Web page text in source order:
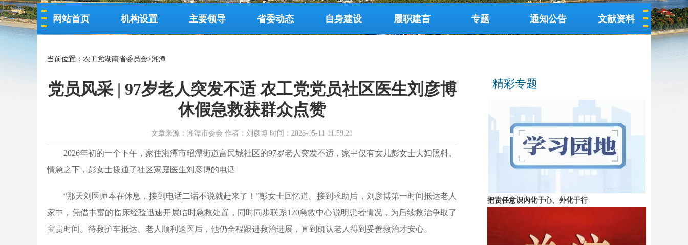
网站首页 机构设置 主要领导 省委动态 自身建设 履职建言 专题 通知公告 文献资料
当前位置： 农工党湖南省委员会>湘潭
党员风采 | 97岁老人突发不适 农工党党员社区医生刘彦博
休假急救获群众点赞
文章来源：湘潭市委会 作者：刘彦博 时间：2026-05-11 11:59:21
2026年初的一个下午，家住湘潭市昭潭街道富民城社区的97岁老人突发不适，家中仅有女儿彭女士夫妇照料。
情急之下，彭女士拨通了社区家庭医生刘彦博的电话
“那天刘医师本在休息，接到电话二话不说就赶来了！”彭女士回忆道。接到求助后，刘彦博第一时间抵达老人
家中，凭借丰富的临床经验迅速开展临时急救处置，同时同步联系120急救中心说明患者情况，为后续救治争取了
宝贵时间。待救护车抵达、老人顺利送医后，他仍全程跟进救治进展，直到确认老人得到妥善救治才安心。
精彩专题
把责任意识内化于心、外化于行